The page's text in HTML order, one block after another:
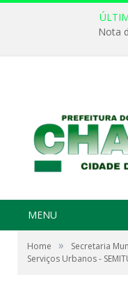
Nota
MENU
Home »
Secretaria
Serviços Urbanos -